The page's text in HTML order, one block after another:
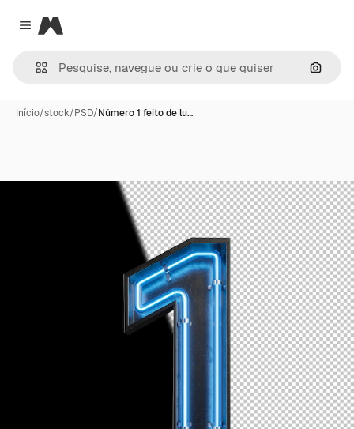
Close menu
Magnific
Início/stock/PSD/Número 1 feito de lu…